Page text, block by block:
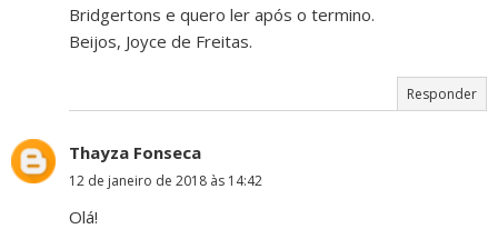
Bridgertons e quero ler após o termino.
Beijos, Joyce de Freitas.
Responder
Thayza Fonseca
12 de janeiro de 2018 às 14:42
Olá!